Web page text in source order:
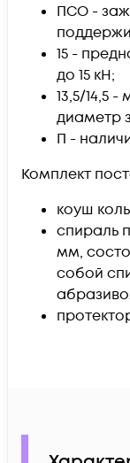
ПСО -
15 -
до 15 кН;
13,5/14,5
диаметр
П -
Комплект
коуш
спираль
мм,
собой